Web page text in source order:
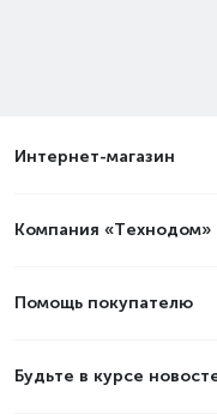
Интернет-магазин
Компания «Технодом»
Помощь покупателю
Будьте в курсе